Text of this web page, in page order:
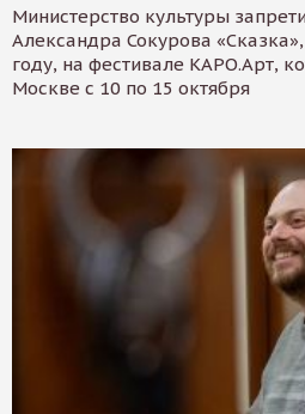
Министерство культуры
Александра Сокурова
году, на фестивале КАРО.Арт,
Москве с 10 по 15 октября